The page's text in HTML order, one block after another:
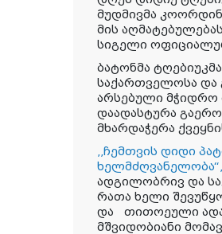
მუდმივმა
მის
სიგელი
ბატონმა
საქართველოსა და
არსებული
დაადასტურა
მხარდაჭერა
,,ჩემთვის დიდი
ხელმძღვანელობა“,
ადგილობრივ და
რათა ხელი
და
თითოეული
მშვიდობიანი